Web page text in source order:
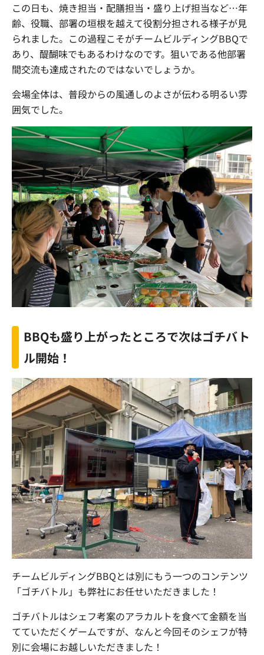
この日も、焼き担当・配膳担当・盛り上げ担当など…年
齢、役職、部署の垣根を越えて役割分担される様子が見
られました。 この過程こそがチームビルディングBBQで
あり、醍醐味でもあるわけなのです。狙いである他部署
間交流も達成されたのではないでしょうか。
会場全体は、普段からの風通しのよさが伝わる明るい雰
囲気でした。
BBQも盛り上がったところで次はゴチバト
ル開始！
チームビルディングBBQとは別にもう一つのコンテンツ
「ゴチバトル」も弊社にお任せいただきました！
ゴチバトルはシェフ考案のアラカルトを食べて金額を当
てていただくゲームですが、なんと今回そのシェフが特
別に会場にお越しいただきました！